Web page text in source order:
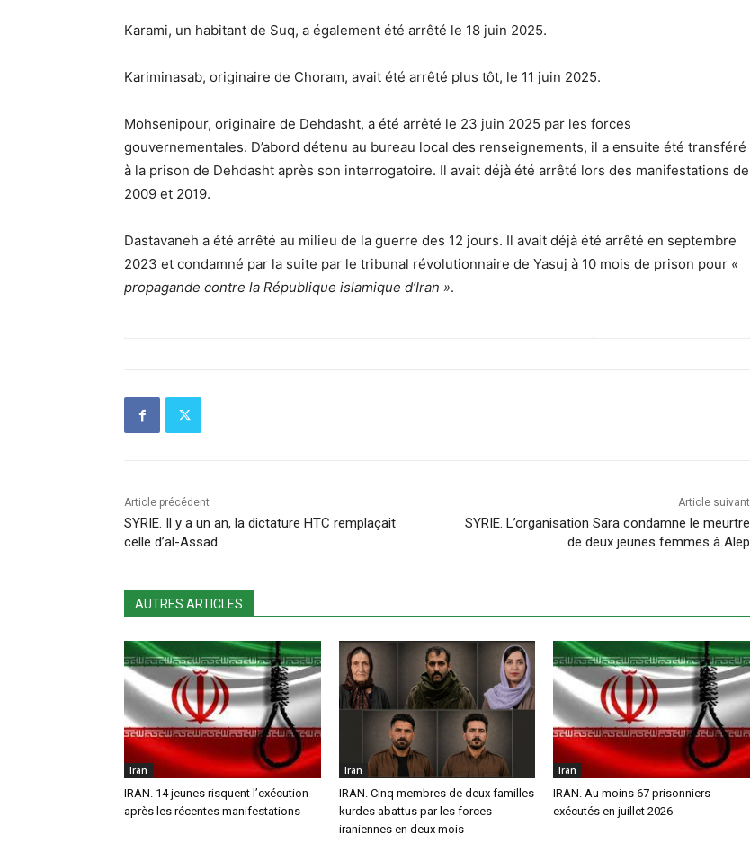
Karami, un habitant de Suq, a également été arrêté le 18 juin 2025.
Kariminasab, originaire de Choram, avait été arrêté plus tôt, le 11 juin 2025.
Mohsenipour, originaire de Dehdasht, a été arrêté le 23 juin 2025 par les forces
gouvernementales. D’abord détenu au bureau local des renseignements, il a ensuite été transféré
à la prison de Dehdasht après son interrogatoire. Il avait déjà été arrêté lors des manifestations de
2009 et 2019.
Dastavaneh a été arrêté au milieu de la guerre des 12 jours. Il avait déjà été arrêté en septembre
2023 et condamné par la suite par le tribunal révolutionnaire de Yasuj à 10 mois de prison pour «
propagande contre la République islamique d’Iran ».
Article précédent
SYRIE. Il y a un an, la dictature HTC remplaçait
celle d’al-Assad
Article suivant
SYRIE. L’organisation Sara condamne le meurtre
de deux jeunes femmes à Alep
AUTRES ARTICLES
Iran
IRAN. 14 jeunes risquent l’exécution
après les récentes manifestations
Iran
IRAN. Cinq membres de deux familles
kurdes abattus par les forces
iraniennes en deux mois
Iran
IRAN. Au moins 67 prisonniers
exécutés en juillet 2026